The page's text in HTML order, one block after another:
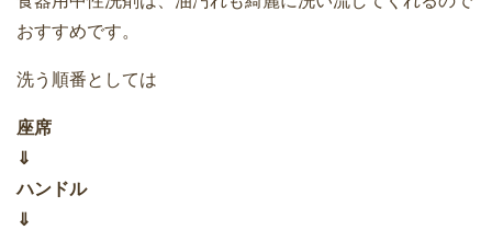
おすすめです。
洗う順番としては
座席
⇓
ハンドル
⇓